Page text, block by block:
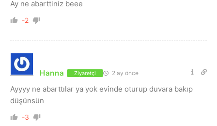
Ay ne abarttiniz beee
-2
Hanna Ziyaretçi 2 ay önce
Ayyyy ne abarttılar ya yok evinde oturup duvara bakıp
düşünsün
-3